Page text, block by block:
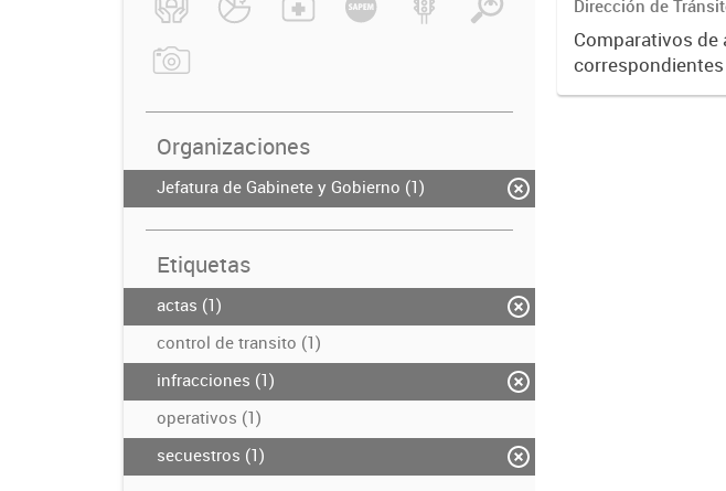
Organizaciones
Jefatura de Gabinete y Gobierno (1)
Etiquetas
actas (1)
control de transito (1)
infracciones (1)
operativos (1)
secuestros (1)
Dirección de
Comparativos de